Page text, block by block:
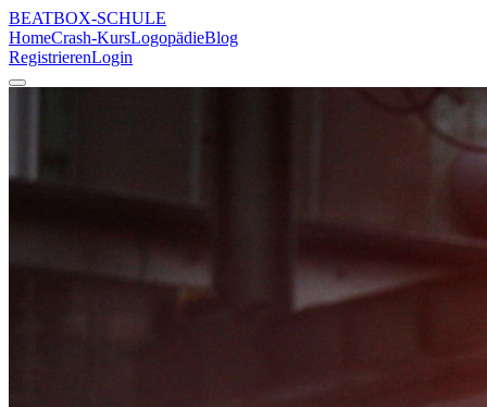
BEATBOX-SCHULE
HomeCrash-KursLogopädieBlog
RegistrierenLogin